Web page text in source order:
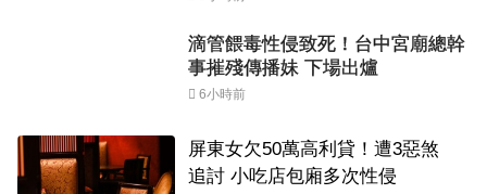
滴管餵毒性侵致死！台中宮廟總幹
事摧殘傳播妹 下場出爐
6小時前
屏東女欠50萬高利貸！遭3惡煞
追討 小吃店包廂多次性侵